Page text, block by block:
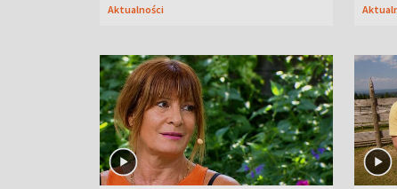
Aktualności